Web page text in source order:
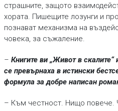
страшните, защото
хората. Пишещите лозунги и
познават механизма на
човека, за съжаление.
– Книгите ви „Живот в скалите“
се превърнаха в истински
формула за добре написан
– Към честност. Нищо повече.